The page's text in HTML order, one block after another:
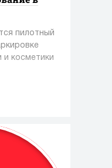
пилотный
косметики